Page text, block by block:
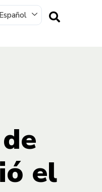
Español
el